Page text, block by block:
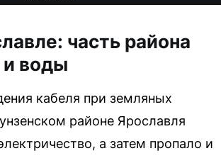
часть района
и воды
кабеля при земляных
районе Ярославля
а затем пропало и